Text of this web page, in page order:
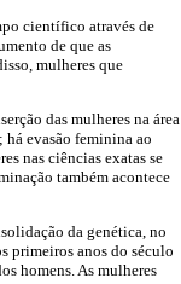
científico através de
de que as
mulheres que
das mulheres na área
evasão feminina ao
nas ciências exatas se
também acontece
da genética, no
primeiros anos do século
homens. As mulheres